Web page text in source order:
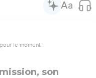
le moment.
son